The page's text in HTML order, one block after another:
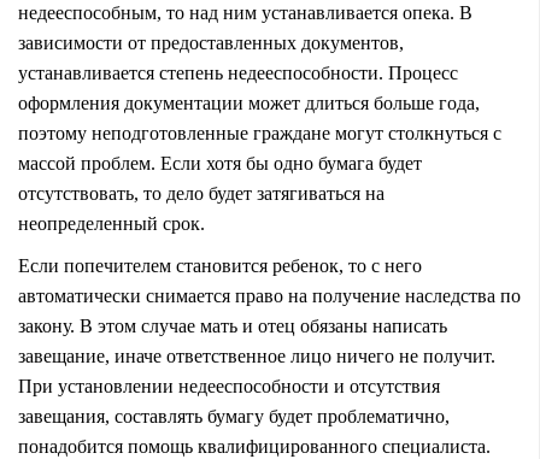
недееспособным, то над ним устанавливается опека. В
зависимости от предоставленных документов,
устанавливается степень недееспособности. Процесс
оформления документации может длиться больше года,
поэтому неподготовленные граждане могут столкнуться с
массой проблем. Если хотя бы одно бумага будет
отсутствовать, то дело будет затягиваться на
неопределенный срок.
Если попечителем становится ребенок, то с него
автоматически снимается право на получение наследства по
закону. В этом случае мать и отец обязаны написать
завещание, иначе ответственное лицо ничего не получит.
При установлении недееспособности и отсутствия
завещания, составлять бумагу будет проблематично,
понадобится помощь квалифицированного специалиста.